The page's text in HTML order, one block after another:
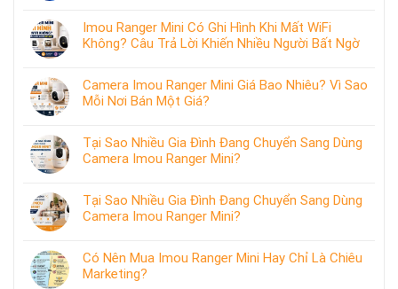
Imou Ranger Mini Có Ghi Hình Khi Mất WiFi
Không? Câu Trả Lời Khiến Nhiều Người Bất Ngờ
Camera Imou Ranger Mini Giá Bao Nhiêu? Vì Sao
Mỗi Nơi Bán Một Giá?
Tại Sao Nhiều Gia Đình Đang Chuyển Sang Dùng
Camera Imou Ranger Mini?
Tại Sao Nhiều Gia Đình Đang Chuyển Sang Dùng
Camera Imou Ranger Mini?
Có Nên Mua Imou Ranger Mini Hay Chỉ Là Chiêu
Marketing?